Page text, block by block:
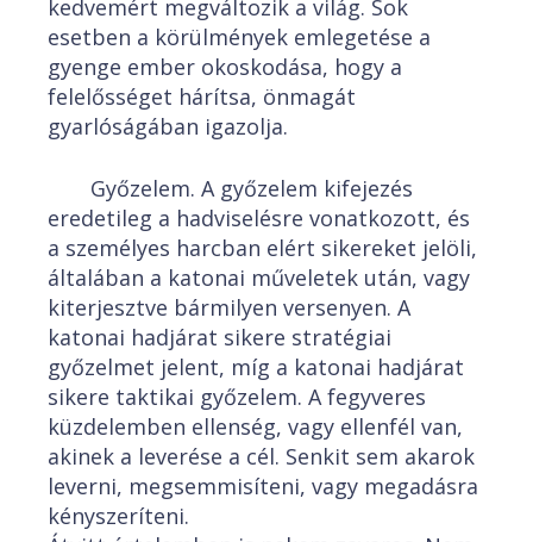
kedvemért megváltozik a világ. Sok
esetben a körülmények emlegetése a
gyenge ember okoskodása, hogy a
felelősséget hárítsa, önmagát
gyarlóságában igazolja.
Győzelem. A győzelem kifejezés
eredetileg a hadviselésre vonatkozott, és
a személyes harcban elért sikereket jelöli,
általában a katonai műveletek után, vagy
kiterjesztve bármilyen versenyen. A
katonai hadjárat sikere stratégiai
győzelmet jelent, míg a katonai hadjárat
sikere taktikai győzelem. A fegyveres
küzdelemben ellenség, vagy ellenfél van,
akinek a leverése a cél. Senkit sem akarok
leverni, megsemmisíteni, vagy megadásra
kényszeríteni.